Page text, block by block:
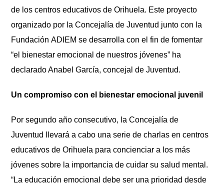
de los centros educativos de Orihuela. Este proyecto
organizado por la Concejal ía de Juventud junto con la
FundaciónADIEM se desarrolla con el fin de fomentar
“el bienestar emocional de nuestros jóvenes” ha
declarado Anabel García, concejal de Juventud.
Un compromiso con el bienestar emocional juvenil
Por segundo año consecutivo, la Concejal ía de
Juventud llevaráa cabo una serie de charlas en centros
educativos de Orihuela para concienciar a los más
jóvenes sobre la importancia de cuidar su salud mental.
“La educación emocional debe ser una prioridad desde